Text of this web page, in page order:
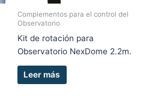
Complementos para el control del
Observatorio
Kit de rotación para
Observatorio NexDome 2.2m.
Leer más